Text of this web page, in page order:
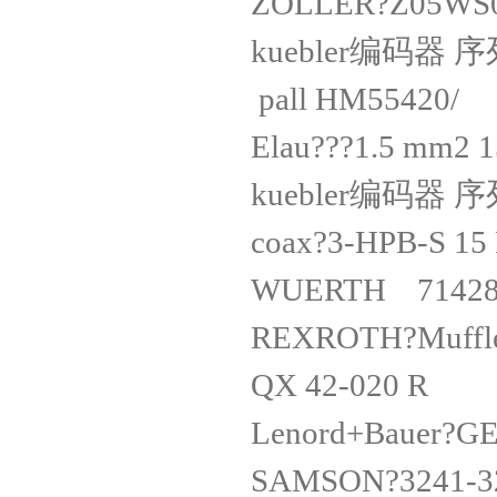
kuebler编码器
pall
Elau???1.5
kuebler编码器
coax?3-HPB-S
WUERTH
QX 42-